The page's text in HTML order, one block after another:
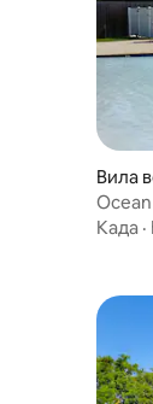
Вила
Када ·